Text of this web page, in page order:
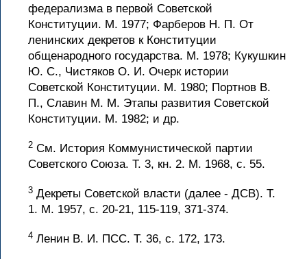
федерализма в первой Советской
Конституции. М. 1977; Фарберов Н. П. От
ленинских декретов к Конституции
общенародного государства. М. 1978; Кукушкин
Ю. С., Чистяков О. И. Очерк истории
Советской Конституции. М. 1980; Портнов В.
П., Славин М. М. Этапы развития Советской
Конституции. М. 1982; и др.
2 См. История Коммунистической партии
Советского Союза. Т. 3, кн. 2. М. 1968, с. 55.
3 Декреты Советской власти (далее - ДСВ). Т.
1. М. 1957, с. 20-21, 115-119, 371-374.
4 Ленин В. И. ПСС. Т. 36, с. 172, 173.